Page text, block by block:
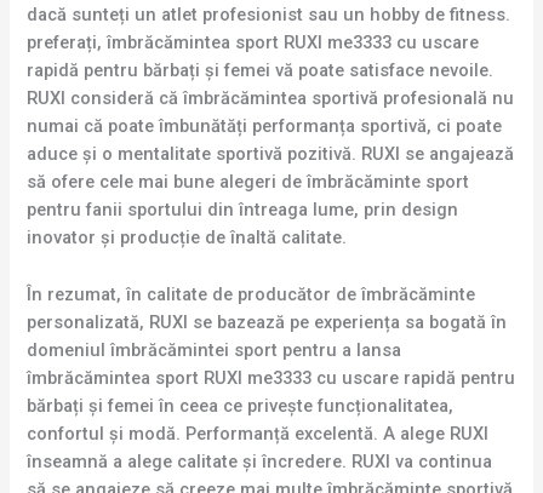
dacă sunteți un atlet profesionist sau un hobby de fitness.
preferați, îmbrăcămintea sport RUXI me3333 cu uscare
rapidă pentru bărbați și femei vă poate satisface nevoile.
RUXI consideră că îmbrăcămintea sportivă profesională nu
numai că poate îmbunătăți performanța sportivă, ci poate
aduce și o mentalitate sportivă pozitivă. RUXI se angajează
să ofere cele mai bune alegeri de îmbrăcăminte sport
pentru fanii sportului din întreaga lume, prin design
inovator și producție de înaltă calitate.
În rezumat, în calitate de producător de îmbrăcăminte
personalizată, RUXI se bazează pe experiența sa bogată în
domeniul îmbrăcămintei sport pentru a lansa
îmbrăcămintea sport RUXI me3333 cu uscare rapidă pentru
bărbați și femei în ceea ce privește funcționalitatea,
confortul și modă. Performanță excelentă. A alege RUXI
înseamnă a alege calitate și încredere. RUXI va continua